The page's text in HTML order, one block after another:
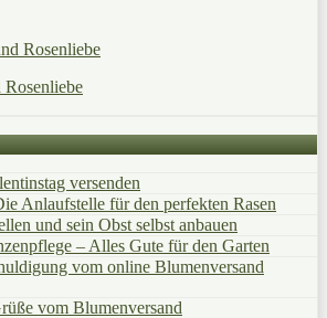
Rosenliebe
versenden
Anlaufstelle für den perfekten Rasen
und sein Obst selbst anbauen
– Alles Gute für den Garten
vom online Blumenversand
vom Blumenversand